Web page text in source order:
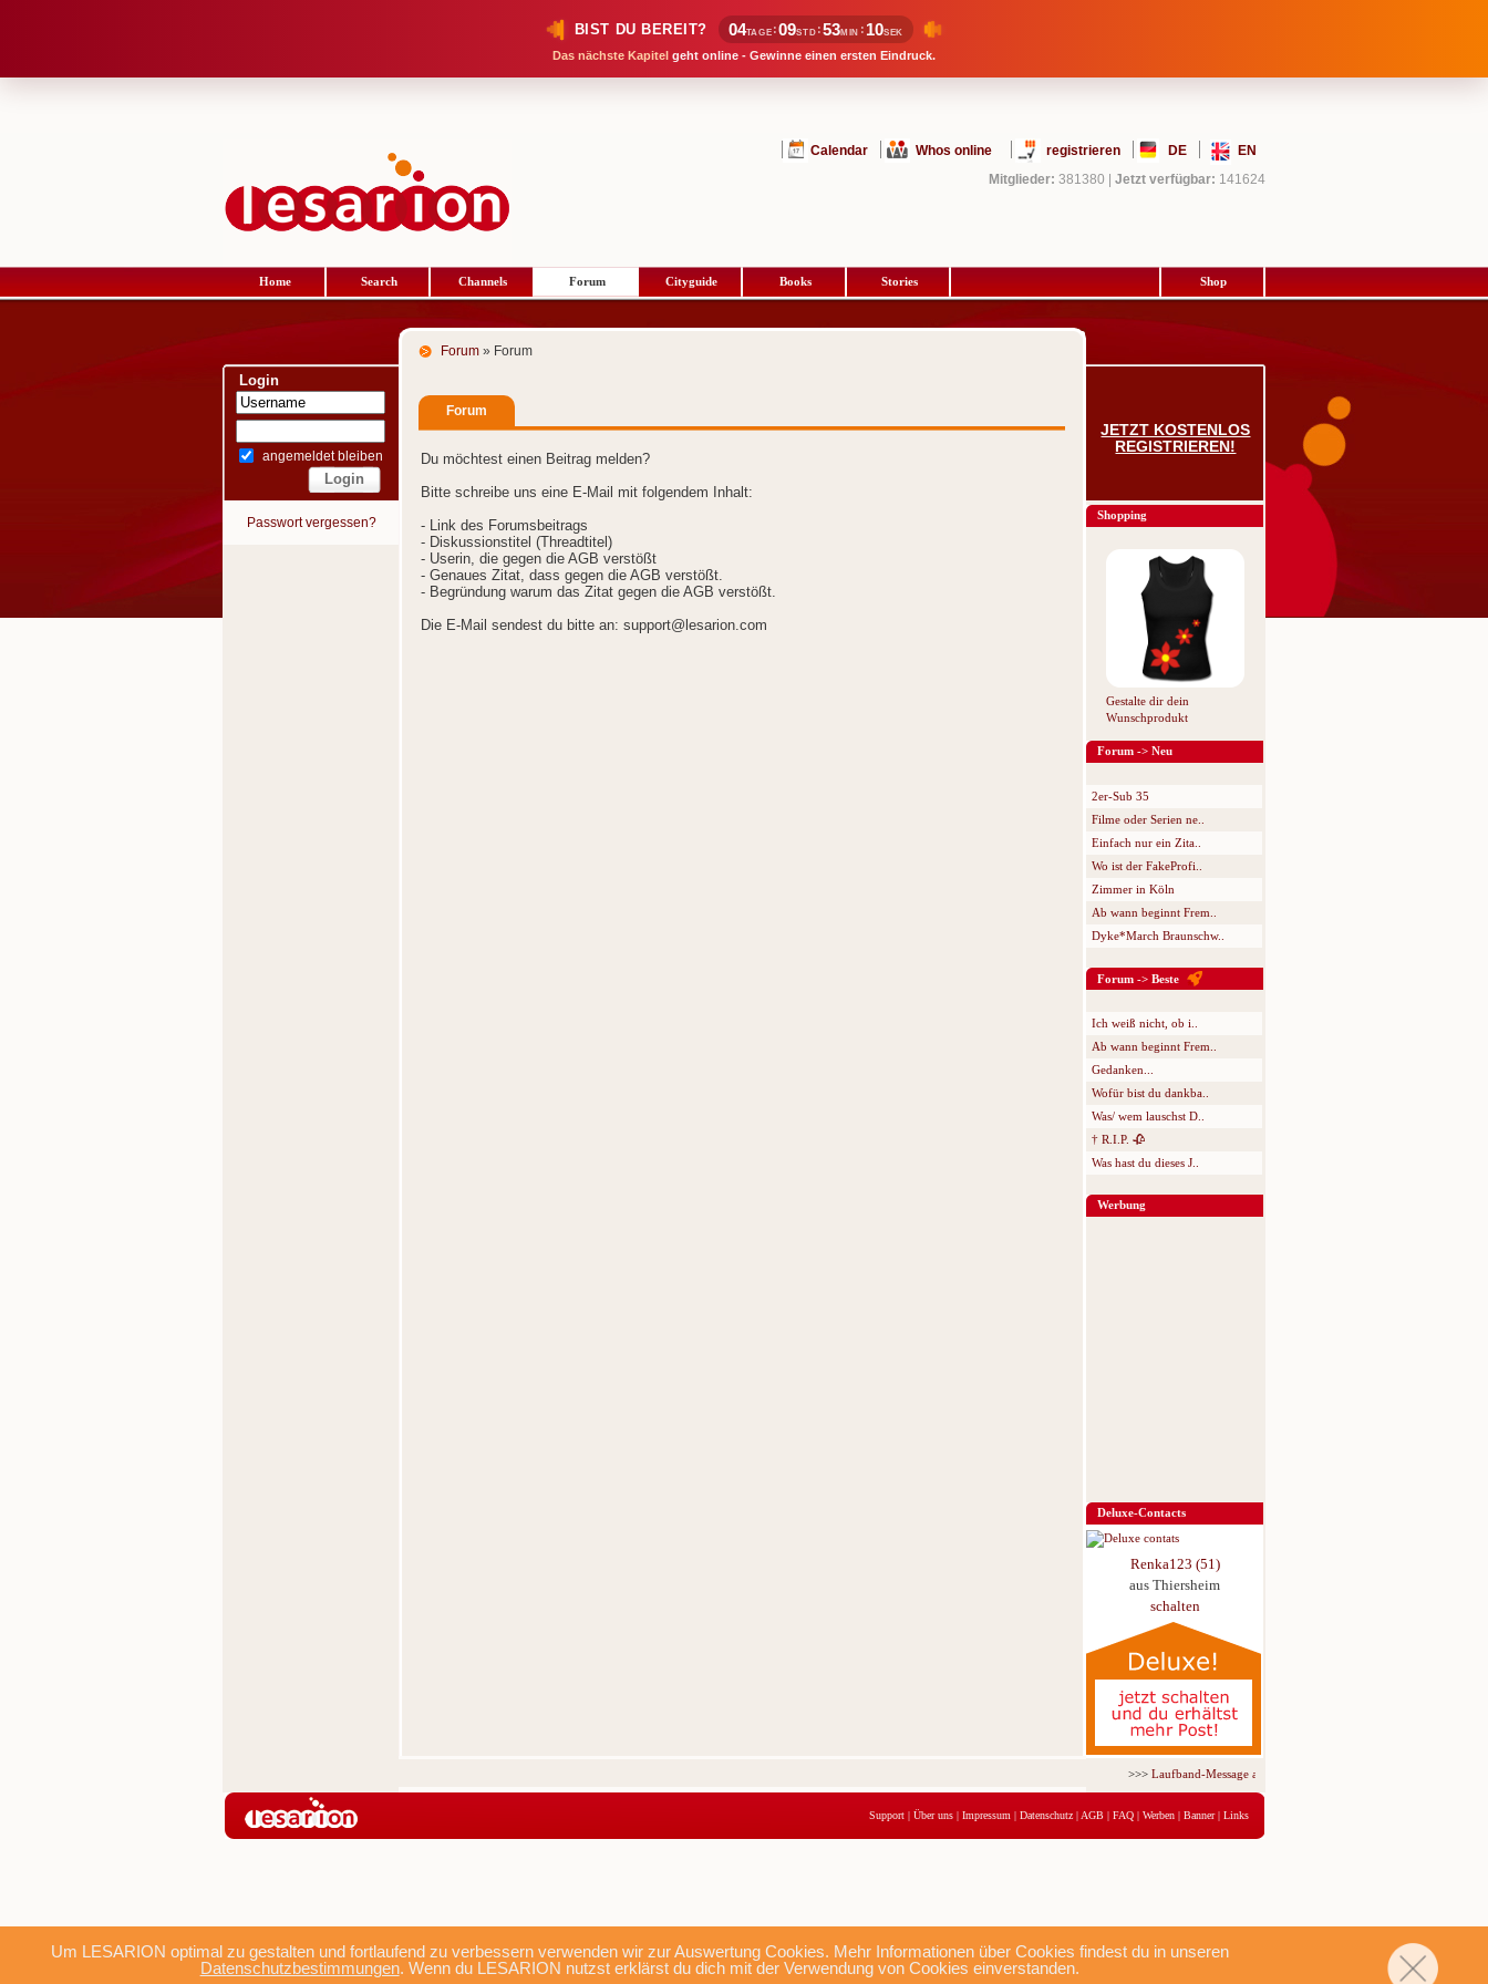
BIST DU BEREIT? 04TAGE :09STD :53MIN : 09SEK
Das nächste Kapitel geht online - Gewinne einen ersten Eindruck.
Um LESARION optimal zu gestalten und fortlaufend zu verbessern verwenden wir zur Auswertung Cookies. Mehr Informationen über Cookies findest du in unseren
Datenschutzbestimmungen. Wenn du LESARION nutzst erklärst du dich mit der Verwendung von Cookies einverstanden.
Calendar Whos online registrieren DE
EN
Mitglieder: 381380 Jetzt verfügbar: 141624
Home Search Channels Forum Cityguide Books Stories Shop
Login
angemeldet bleiben
Passwort vergessen?
Forum » Forum
Forum
Du möchtest einen Beitrag melden?
Bitte schreibe uns eine E-Mail mit folgendem Inhalt:
- Link des Forumsbeitrags
- Diskussionstitel (Threadtitel)
- Userin, die gegen die AGB verstößt
- Genaues Zitat, dass gegen die AGB verstößt.
- Begründung warum das Zitat gegen die AGB verstößt.
Die E-Mail sendest du bitte an: support@lesarion.com
JETZT KOSTENLOS
REGISTRIEREN!
Shopping
Gestalte dir dein
Wunschprodukt
Forum -> Neu
2er-Sub 35
Filme oder Serien ne..
Einfach nur ein Zita..
Wo ist der FakeProfi..
Zimmer in Köln
Ab wann beginnt Frem..
Dyke*March Braunschw..
Forum -> Beste
Ich weiß nicht, ob i..
Ab wann beginnt Frem..
Gedanken...
Wofür bist du dankba..
Was/ wem lauschst D..
† R.I.P. 🥀
Was hast du dieses J..
Werbung
Deluxe-Contacts
Renka123 (51)
aus Thiersheim
schalten
>>>Laufband-Message ab nur 5,95 € für 3 Tage!
Support | Über uns | Impressum | Datenschutz | AGB | FAQ | Werben | Banner| Links